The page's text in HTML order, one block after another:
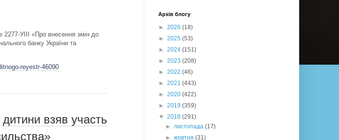
УІІІ «Про внесення змін до
банку України та
reyestr-46090
взяв участь
Архів блогу
► 2026 (18)
► 2025 (53)
► 2024 (151)
► 2023 (208)
► 2022 (46)
► 2021 (443)
► 2020 (422)
► 2019 (359)
▼ 2018 (291)
►листопада(17)
►жовтня(31)